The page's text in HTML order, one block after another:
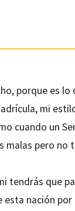
porque es lo
mi
cuando un
malas pero no
tendrás que
esta nación